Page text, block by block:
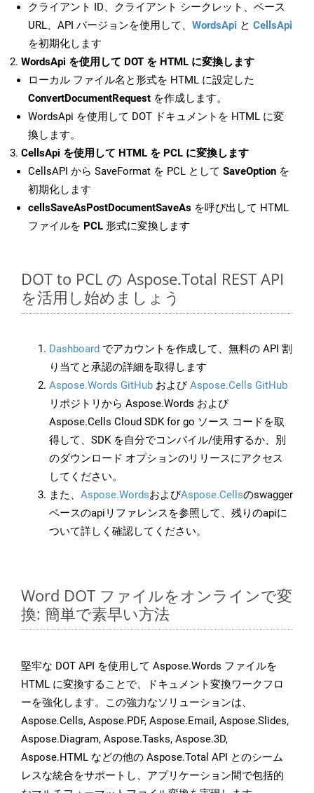
クライアント ID、クライアント シークレット、ベース
URL、API バージョンを使用して、 WordsApi と CellsApi
を初期化します
WordsApi を使用して DOT を HTML に変換します
ローカル ファイル名と形式を HTML に設定した
ConvertDocumentRequest を作成します。
WordsApi を使用して DOT ドキュメントを HTML に変
換します。
CellsApi を使用して HTML を PCL に変換します
CellsAPI から SaveFormat を PCL として SaveOption を
初期化します
cellsSaveAsPostDocumentSaveAs を呼び出して HTML
ファイルを PCL 形式に変換します
DOT to PCL の Aspose.Total REST API
を活用し始めましょう
Dashboard でアカウントを作成して、無料の API 割
り当てと承認の詳細を取得します
Aspose.Words GitHub およびAspose.Cells GitHub
リポジトリから Aspose.Words および
Aspose.Cells Cloud SDK for go ソース コードを取
得して、SDK を自分でコンパイル/使用するか、別
のダウンロード オプションのリリースにアクセス
してください。
また、 Aspose.WordsおよびAspose.Cellsのswagger
ベースのapiリファレンスを参照して、残りのapiに
ついて詳しく確認してください。
Word DOT ファイルをオンラインで変
換: 簡単で素早い方法
堅牢な DOT API を使用して Aspose.Words ファイルを
HTML に変換することで、ドキュメント変換ワークフロ
ーを強化します。この強力なソリューションは、
Aspose.Cells, Aspose.PDF, Aspose.Email, Aspose.Slides,
Aspose.Diagram, Aspose.Tasks, Aspose.3D,
Aspose.HTML などの他の Aspose.Total API とのシーム
レスな統合をサポートし、アプリケーション間で包括的